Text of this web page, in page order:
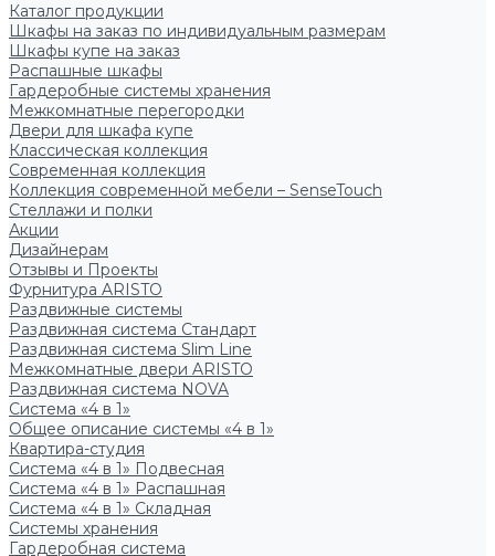
Каталог продукции
Шкафы на заказ по индивидуальным размерам
Шкафы купе на заказ
Распашные шкафы
Гардеробные системы хранения
Межкомнатные перегородки
Двери для шкафа купе
Классическая коллекция
Современная коллекция
Коллекция современной мебели – SenseTouch
Стеллажи и полки
Акции
Дизайнерам
Отзывы и Проекты
Фурнитура ARISTO
Раздвижные системы
Раздвижная система Стандарт
Раздвижная система Slim Line
Межкомнатные двери ARISTO
Раздвижная система NOVA
Система «4 в 1»
Общее описание системы «4 в 1»
Квартира-студия
Система «4 в 1» Подвесная
Система «4 в 1» Распашная
Система «4 в 1» Складная
Системы хранения
Гардеробная система